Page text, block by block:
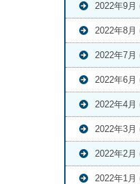
2022年9月
2022年8月
2022年7月
2022年6月
2022年4月
2022年3月
2022年2月
2022年1月